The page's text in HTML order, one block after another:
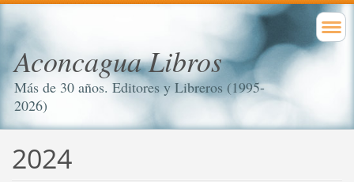
Aconcagua Libros
Más de 30 años. Editores y Libreros (1995-
2026)
2024